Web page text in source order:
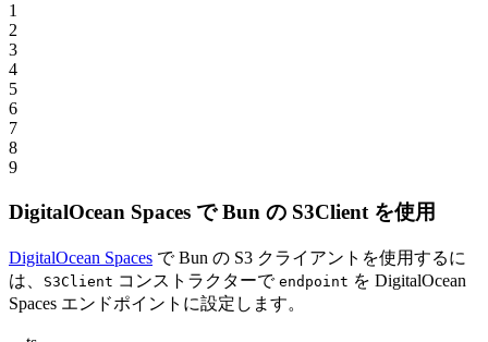
1
2
3
4
5
6
7
8
9
DigitalOcean Spaces で Bun の S3Client を使用
DigitalOcean Spaces で Bun の S3 クライアントを使用するに
は、
S3Client コンストラクターで endpoint を DigitalOcean
Spaces エンドポイントに設定します。